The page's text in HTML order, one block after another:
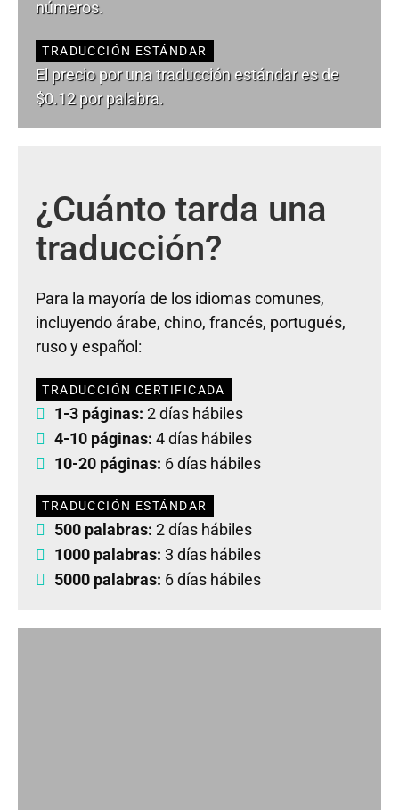
números.
TRADUCCIÓN ESTÁNDAR
El precio por una traducción estándar es de
$0.12 por palabra.
¿Cuánto tarda una
traducción?
Para la mayoría de los idiomas comunes,
incluyendo árabe, chino, francés, portugués,
ruso y español:
TRADUCCIÓN CERTIFICADA
1-3 páginas: 2 días hábiles
4-10 páginas: 4 días hábiles
10-20 páginas: 6 días hábiles
TRADUCCIÓN ESTÁNDAR
500 palabras: 2 días hábiles
1000 palabras: 3 días hábiles
5000 palabras: 6 días hábiles